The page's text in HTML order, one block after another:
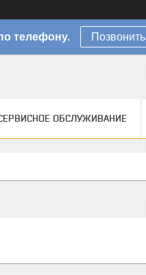
телефону. Позвонить
ОБСЛУЖИВАНИЕ